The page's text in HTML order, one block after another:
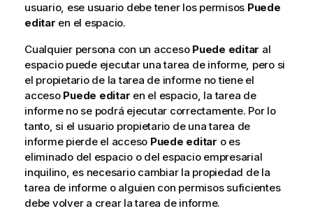
usuario, ese usuario debe tener los permisos Puede
editar en el espacio.
Cualquier persona con un acceso Puede editar al
espacio puede ejecutar una tarea de informe, pero si
el propietario de la tarea de informe no tiene el
acceso Puede editar en el espacio, la tarea de
informe no se podrá ejecutar correctamente. Por lo
tanto, si el usuario propietario de una tarea de
informe pierde el acceso Puede editar o es
eliminado del espacio o del espacio empresarial
inquilino, es necesario cambiar la propiedad de la
tarea de informe o alguien con permisos suficientes
debe volver a crear la tarea de informe.